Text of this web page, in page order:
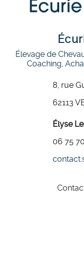
Élevage de
Coaching,
8, rue
62113
Élyse
06 75